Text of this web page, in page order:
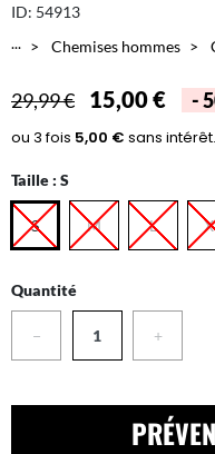
ID: 54913
...
Chemises hommes
29,99 € 15,00 € -
Taille : S
S M L
Quantité
− +